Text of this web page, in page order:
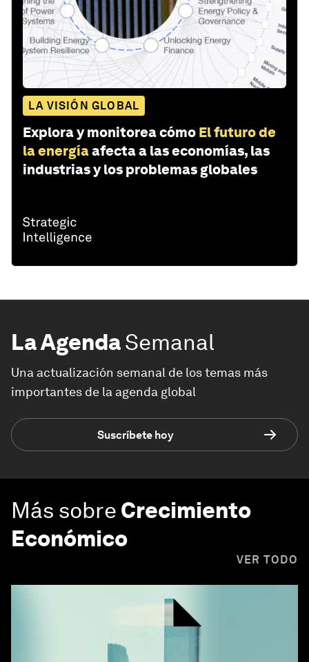
LA VISIÓN GLOBAL
Explora y monitorea cómo El futuro de
la energíaafecta a las economías, las
industrias y los problemas globales
La AgendaSemanal
Una actualización semanal de los temas más
importantes de la agenda global
Suscríbete hoy
Más sobre Crecimiento
Económico
VER TODO